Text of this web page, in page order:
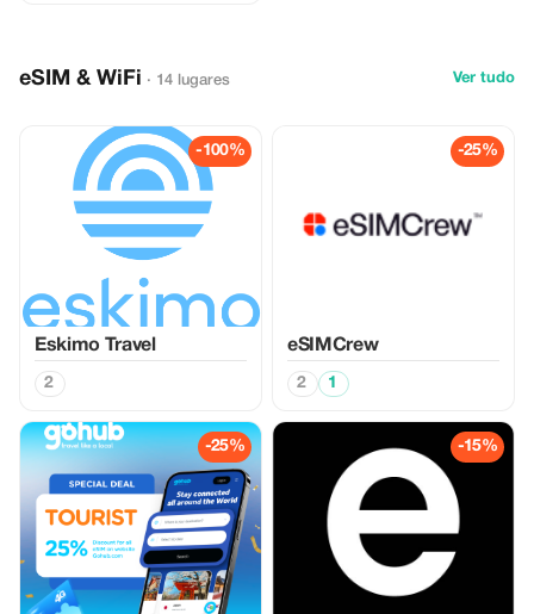
eSIM & WiFi · 14 lugares Ver tudo
-100%
Eskimo Travel
2
-25%
eSIMCrew
2 1
-25% -15%